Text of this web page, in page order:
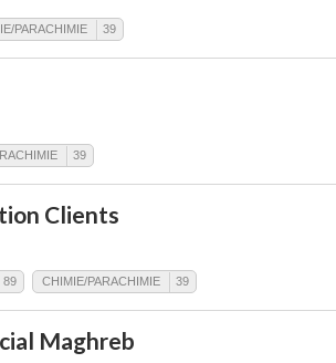
PARACHIMIE 39
39
Clients
89 CHIMIE/PARACHIMIE 39
Maghreb